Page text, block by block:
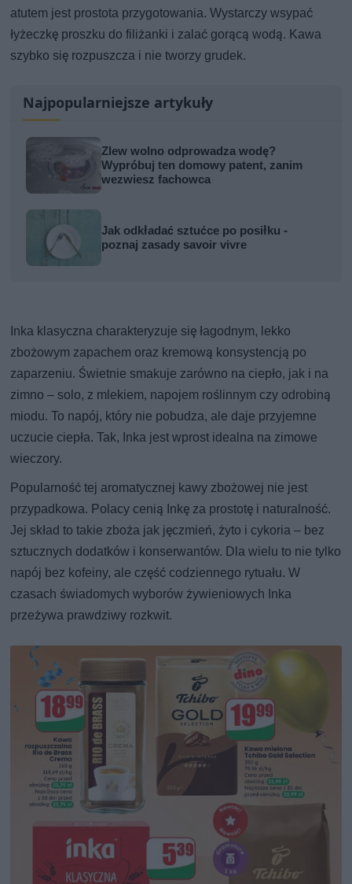
atutem jest prostota przygotowania. Wystarczy wsypać
łyżeczkę proszku do filiżanki i zalać gorącą wodą. Kawa
szybko się rozpuszcza i nie tworzy grudek.
Najpopularniejsze artykuły
Zlew wolno odprowadza wodę?
Wypróbuj ten domowy patent, zanim
wezwiesz fachowca
Jak odkładać sztućce po posiłku -
poznaj zasady savoir vivre
Inka klasyczna charakteryzuje się łagodnym, lekko
zbożowym zapachem oraz kremową konsystencją po
zaparzeniu. Świetnie smakuje zarówno na ciepło, jak i na
zimno – solo, z mlekiem, napojem roślinnym czy odrobiną
miodu. To napój, który nie pobudza, ale daje przyjemne
uczucie ciepła. Tak, Inka jest wprost idealna na zimowe
wieczory.
Popularność tej aromatycznej kawy zbożowej nie jest
przypadkowa. Polacy cenią Inkę za prostotę i naturalność.
Jej skład to takie zboża jak jęczmień, żyto i cykoria – bez
sztucznych dodatków i konserwantów. Dla wielu to nie tylko
napój bez kofeiny, ale część codziennego rytuału. W
czasach świadomych wyborów żywieniowych Inka
przeżywa prawdziwy rozkwit.